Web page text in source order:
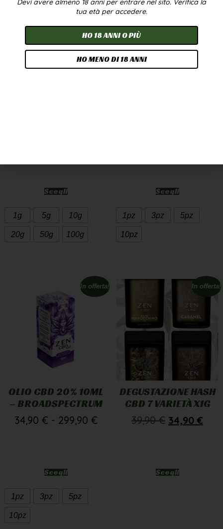
Scegli
1g 5g 10g
20g 50g 100g
In offerta!
Scegli
1pz 3pz 5pz
10pz
In offerta!
OLIO CBD 20% 10ML
– BROADSPECTRUM
34,90 € - 299,90 €
Scegli
1pz 3pz 5pz
10pz
In offerta!
DEGUSTAZIONE HASH
CBD 7 VARIETÀ X1G
39,90€ 34,90 €
Scegli
Devi avere almeno 18 anni per entrare nel sito. Verifica la
tua età per accedere.
HO 18 ANNI O PIÙ
HO MENO DI 18 ANNI